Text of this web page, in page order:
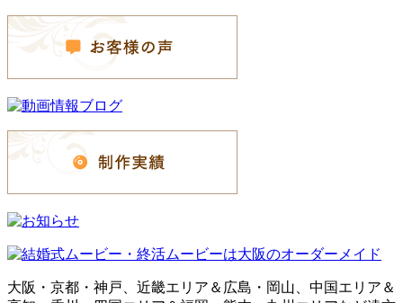
大阪・京都・神戸、近畿エリア＆広島・岡山、中国エリア＆